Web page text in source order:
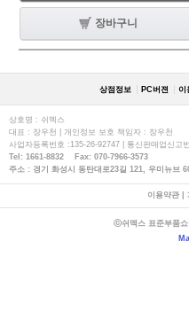
장바구니
상점정보 PC버젼 이
상호명 : 쉬멕스
대표 : 장우천 | 개인정보 보호 책임자 : 장우천
사업자등록번호 :135-26-92747 | 통신판매업신고
Tel: 1661-8832 Fax: 070-7966-3573
주소 : 경기 화성시 동탄대로23길 121, 우미뉴브
이용약관|
ⓒ쉬멕스 표준부품